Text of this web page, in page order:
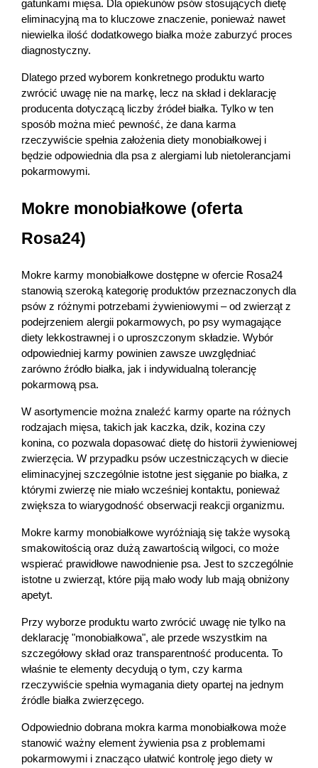
gatunkami mięsa. Dla opiekunów psów stosujących dietę
eliminacyjną ma to kluczowe znaczenie, ponieważ nawet
niewielka ilość dodatkowego białka może zaburzyć proces
diagnostyczny.
Dlatego przed wyborem konkretnego produktu warto
zwrócić uwagę nie na markę, lecz na skład i deklarację
producenta dotyczącą liczby źródeł białka. Tylko w ten
sposób można mieć pewność, że dana karma
rzeczywiście spełnia założenia diety monobiałkowej i
będzie odpowiednia dla psa z alergiami lub nietolerancjami
pokarmowymi.
Mokre monobiałkowe (oferta
Rosa24)
Mokre karmy monobiałkowe dostępne w ofercie Rosa24
stanowią szeroką kategorię produktów przeznaczonych dla
psów z różnymi potrzebami żywieniowymi – od zwierząt z
podejrzeniem alergii pokarmowych, po psy wymagające
diety lekkostrawnej i o uproszczonym składzie. Wybór
odpowiedniej karmy powinien zawsze uwzględniać
zarówno źródło białka, jak i indywidualną tolerancję
pokarmową psa.
W asortymencie można znaleźć karmy oparte na różnych
rodzajach mięsa, takich jak kaczka, dzik, kozina czy
konina, co pozwala dopasować dietę do historii żywieniowej
zwierzęcia. W przypadku psów uczestniczących w diecie
eliminacyjnej szczególnie istotne jest sięganie po białka, z
którymi zwierzę nie miało wcześniej kontaktu, ponieważ
zwiększa to wiarygodność obserwacji reakcji organizmu.
Mokre karmy monobiałkowe wyróżniają się także wysoką
smakowitością oraz dużą zawartością wilgoci, co może
wspierać prawidłowe nawodnienie psa. Jest to szczególnie
istotne u zwierząt, które piją mało wody lub mają obniżony
apetyt.
Przy wyborze produktu warto zwrócić uwagę nie tylko na
deklarację "monobiałkowa", ale przede wszystkim na
szczegółowy skład oraz transparentność producenta. To
właśnie te elementy decydują o tym, czy karma
rzeczywiście spełnia wymagania diety opartej na jednym
źródle białka zwierzęcego.
Odpowiednio dobrana mokra karma monobiałkowa może
stanowić ważny element żywienia psa z problemami
pokarmowymi i znacząco ułatwić kontrolę jego diety w